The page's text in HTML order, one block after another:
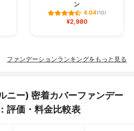
ン
4.04(10)
¥2,980
ファンデーションランキングをもっと見る
ニー) 密着カバーファンデー
評価・料金比較表